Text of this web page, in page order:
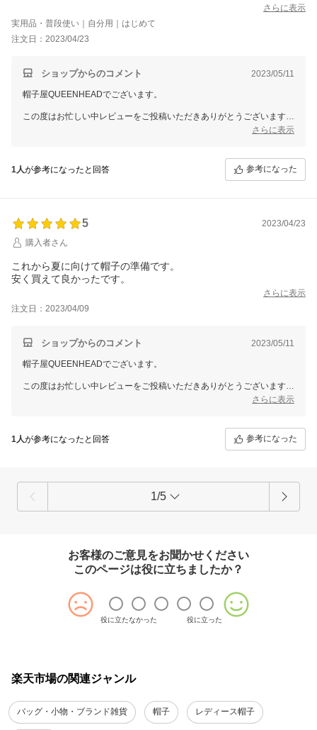
さらに表示
実用品・普段使い｜自分用｜はじめて
注文日：2023/04/23
ショップからのコメント 2023/05/11
帽子屋QUEENHEADでございます。
この度はお忙しい中レビューをご投稿いただきありがとうございます。
またのご縁をスタッフ一同お待ちしております。
さらに表示
1人が参考になったと回答 参考になった
5
2023/04/23
購入者さん
これから夏に向けて帽子の準備です。
安く買えて良かったです。
さらに表示
注文日：2023/04/09
ショップからのコメント 2023/05/11
帽子屋QUEENHEADでございます。
この度はお忙しい中レビューをご投稿いただきありがとうございます。
さらに表示
1人が参考になったと回答 参考になった
1/5
お客様のご意見をお聞かせください
このページは役に立ちましたか？
役に立たなかった 役に立った
楽天市場の関連ジャンル
バッグ・小物・ブランド雑貨 帽子 レディース帽子